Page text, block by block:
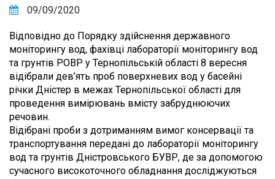
09/09/2020
Відповідно до Порядку здійснення державного
моніторингу вод, фахівці лабораторії моніторингу вод
та грунтів РОВР у Тернопільській області 8 вересня
відібрали дев’ять проб поверхневих вод у басейні
річки Дністер в межах Тернопільської області для
проведення вимірювань вмісту забруднюючих
речовин.
Відібрані проби з дотриманням вимог консервації та
транспортування передані до лабораторії моніторингу
вод та грунтів Дністровського БУВР, де за допомогою
сучасного високоточного обладнання досліджуються